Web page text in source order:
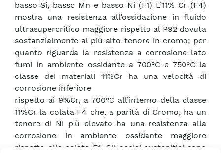
basso Si, basso Mn e basso Ni (F1) L’11% Cr (F4)
mostra una resistenza all’ossidazione in fluido
ultrasupercritico maggiore rispetto al P92 dovuta
sostanzialmente al più alto tenore in cromo; per
quanto riguarda la resistenza a corrosione lato
fumi in ambiente ossidante a 700°C e 750°C la
classe dei materiali 11%Cr ha una velocità di
corrosione inferiore
rispetto ai 9%Cr, a 700°C all’interno della classe
11%Cr la colata F4 che, a parità di Cromo, ha un
tenore di Ni più elevato ha una resistenza alla
corrosione in ambiente ossidante maggiore
rispetto alla colata F1. Gli acciai austenitici sono